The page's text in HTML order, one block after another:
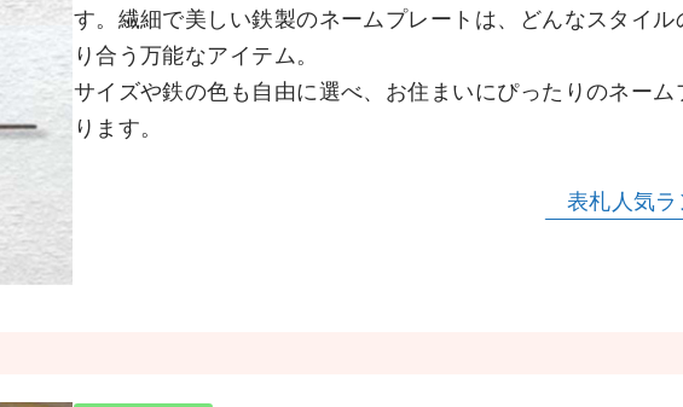
す。繊細で美しい鉄製のネームプレートは、どんなスタイル
り合う万能なアイテム。
サイズや鉄の色も自由に選べ、お住まいにぴったりのネー
ります。
表札人気